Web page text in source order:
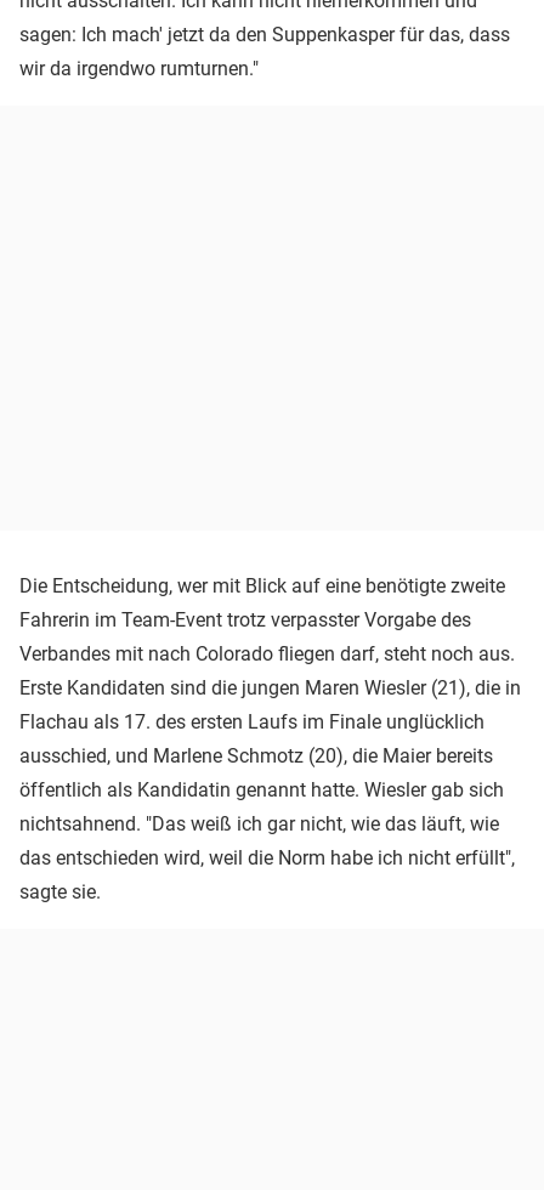
sagen: Ich mach' jetzt da den Suppenkasper für das, dass
wir da irgendwo rumturnen."
Die Entscheidung, wer mit Blick auf eine benötigte zweite
Fahrerin im Team-Event trotz verpasster Vorgabe des
Verbandes mit nach Colorado fliegen darf, steht noch aus.
Erste Kandidaten sind die jungen Maren Wiesler (21), die in
Flachau als 17. des ersten Laufs im Finale unglücklich
ausschied, und Marlene Schmotz (20), die Maier bereits
öffentlich als Kandidatin genannt hatte. Wiesler gab sich
nichtsahnend. "Das weiß ich gar nicht, wie das läuft, wie
das entschieden wird, weil die Norm habe ich nicht erfüllt",
sagte sie.